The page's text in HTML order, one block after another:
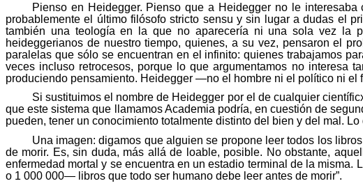
Pienso en Heidegger. Pienso que a Heidegger no le
probablemente el último filósofo stricto sensu y sin lugar a dudas el
también una teología en la que no aparecería ni una sola vez la
heideggerianos de nuestro tiempo, quienes, a su vez, pensaron el
paralelas que sólo se encuentran en el infinito: quienes trabajamos
veces incluso retrocesos, porque lo que argumentamos no interesa
produciendo pensamiento. Heidegger —no el hombre ni el político ni
Si sustituimos el nombre de Heidegger por el de cualquier
que este sistema que llamamos Academia podría, en cuestión de
pueden, tener un conocimiento totalmente distinto del bien y del mal.
Una imagen: digamos que alguien se propone leer todos los
de morir. Es, sin duda, más allá de loable, posible. No obstante,
enfermedad mortal y se encuentra en un estadio terminal de la
o 1 000 000— libros que todo ser humano debe leer antes de morir”.